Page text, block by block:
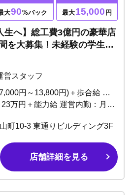
大90%バック 最大15,000 円
生へ】総工費3億円の豪華店
を大募集！未経験の学生バ
！
営スタッフ
料25万円以上＋各種賞金！ ※バック率60～90%!! +功労金+賞金多数 （新人さんがとりやすい賞金たくさん用意しています）
＋能力給 運営内勤：月30万円＋能力給＋歩合
町10-3 東通りビルディング3F
店舗詳細を見る